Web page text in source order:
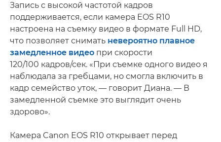
Запись с высокой частотой кадров
поддерживается, если камера EOS R10
настроена на съемку видео в формате Full HD,
что позволяет снимать невероятно плавное
замедленное видео при скорости
120/100 кадров/сек. «При съемке одного видео я
наблюдала за гребцами, но смогла включить в
кадр семейство уток, — говорит Диана. — В
замедленной съемке это выглядит очень
здорово».
Камера Canon EOS R10 открывает перед